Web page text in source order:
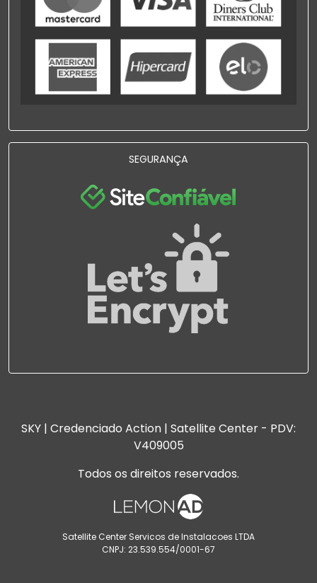
SEGURANÇA
SKY | Credenciado Action | Satellite Center - PDV:
V409005
Todos os direitos reservados.
Satellite Center Servicos de Instalacoes LTDA
CNPJ: 23.539.554/0001-67